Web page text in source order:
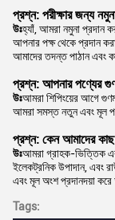
প্রশ্ন: পরীক্ষার জন্য
উঃহ্যাঁ, আমরা নমুনা প্রদান
আপনার পক্ষ থেকে প্রদান
আমাদের তদন্ত পাঠান এবং
প্রশ্ন: আপনার পণ্যের
উঃআমরা শিপিংয়ের আগে
আমরা সমস্ত নতুন এবং মূল
প্রশ্ন: কেন আমাদের কাছ
উঃআমরা গ্রাহক-ভিত্তিক
ইলেকট্রনিক উপাদান, এবং
এবং মূল অংশ প্রদানদয়া
Tags: